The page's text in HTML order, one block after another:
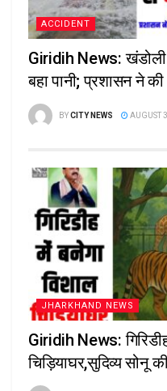
ACCIDENT
Giridih News:
बहा पानी; प्रशासन ने
BYCITY NEWS AUGUST
JHARKHAND NEWS
Giridih News:
चिड़ियाघर,सुदिव्य सोनू